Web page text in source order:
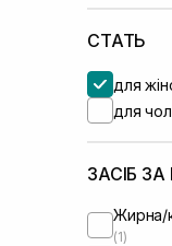
СТАТЬ
для
для
ЗАСІБ
Жирна/
(1)